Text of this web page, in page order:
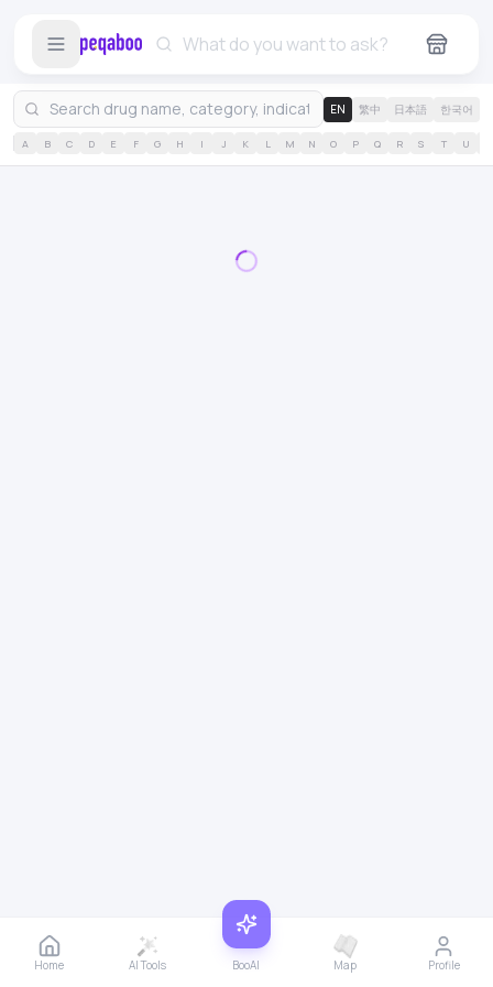
EN 繁中 日本語 한국어
A B C D E F G H I J K L M N O P Q R S T U
Home AI Tools BooAI Map Profile